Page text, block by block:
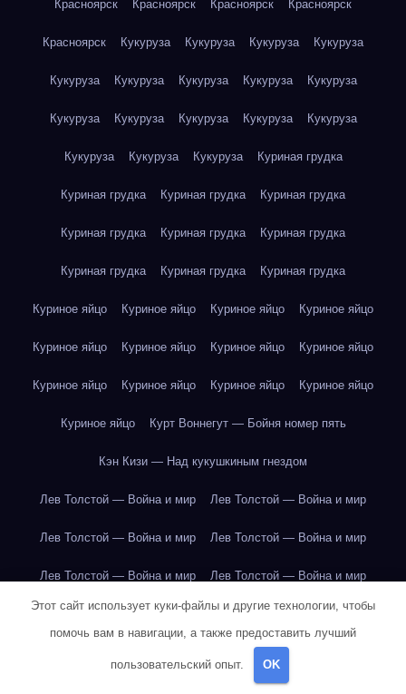
Красноярск Красноярск Красноярск Красноярск
Красноярск Кукуруза Кукуруза Кукуруза Кукуруза
Кукуруза Кукуруза Кукуруза Кукуруза Кукуруза
Кукуруза Кукуруза Кукуруза Кукуруза Кукуруза
Кукуруза Кукуруза Кукуруза Куриная грудка
Куриная грудка Куриная грудка Куриная грудка
Куриная грудка Куриная грудка Куриная грудка
Куриная грудка Куриная грудка Куриная грудка
Куриное яйцо Куриное яйцо Куриное яйцо Куриное яйцо
Куриное яйцо Куриное яйцо Куриное яйцо Куриное яйцо
Куриное яйцо Куриное яйцо Куриное яйцо Куриное яйцо
Куриное яйцо Курт Воннегут — Бойня номер пять
Кэн Кизи — Над кукушкиным гнездом
Лев Толстой — Война и мир Лев Толстой — Война и мир
Лев Толстой — Война и мир Лев Толстой — Война и мир
Лев Толстой — Война и мир Лев Толстой — Война и мир
Лев Толстой — Война и мир Лев Толстой — Война и мир
Лев Толстой — Война и мир
Этот сайт использует куки-файлы и другие технологии, чтобы
помочь вам в навигации, а также предоставить лучший
пользовательский опыт. OK